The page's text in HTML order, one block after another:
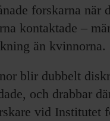
forskarna när
kontaktade –
än kvinnorna.
blir dubbelt
och drabbar
vid Institutet